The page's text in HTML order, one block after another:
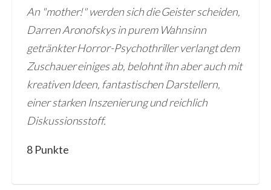
An "mother!" werden sich die Geister scheiden,
Darren Aronofskys in purem Wahnsinn
getränkter Horror-Psychothriller verlangt dem
Zuschauer einiges ab, belohnt ihn aber auch mit
kreativen Ideen, fantastischen Darstellern,
einer starken Inszenierung und reichlich
Diskussionsstoff.
8 Punkte